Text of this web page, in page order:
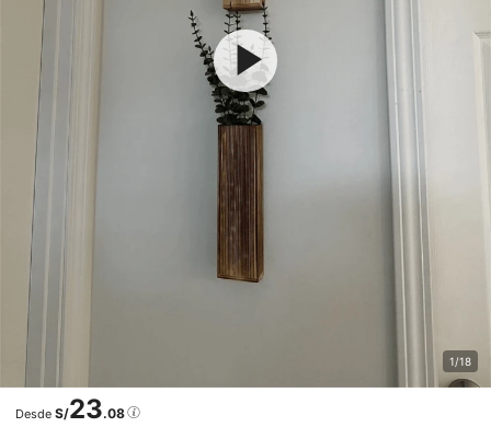
1/18
Desde S/23.08